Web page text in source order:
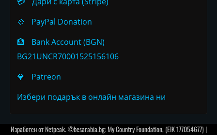
💠
PayPal Donation
🏦
Bank Account (BGN)
BG21UNCR70001525156106
💎
Patreon
Избери подарък в онлайн магазина ни
Изработен отNetpeak. ©besarabia.bg: My Country Foundation, (EIK 177054677) |